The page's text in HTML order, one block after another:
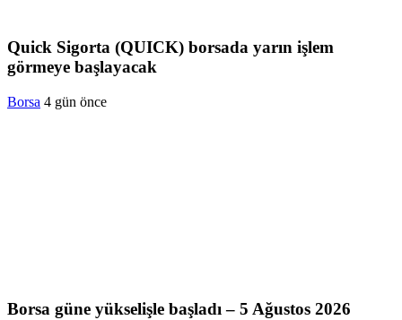
Quick Sigorta (QUICK) borsada yarın işlem
görmeye başlayacak
Borsa 4 gün önce
Borsa güne yükselişle başladı – 5 Ağustos 2026